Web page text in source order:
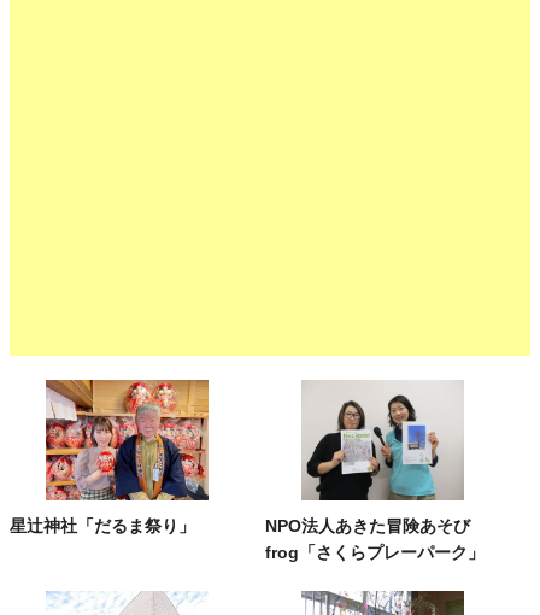
星辻神社「だるま祭り」
NPO法人あきた冒険あそび
frog「さくらプレーパーク」